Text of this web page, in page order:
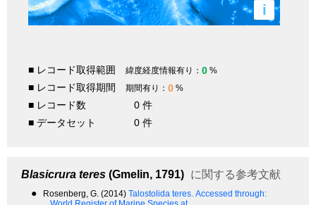
i
■ レコード取得範囲 緯度経度情報有り： 0 %
■ レコード取得期間 期間有り： 0 %
■ レコード数
0 件
■ データセット
0 件
Blasicrura teres (Gmelin, 1791) に関する参考文献
● Rosenberg, G. (2014) Talostolida teres. Accessed through: